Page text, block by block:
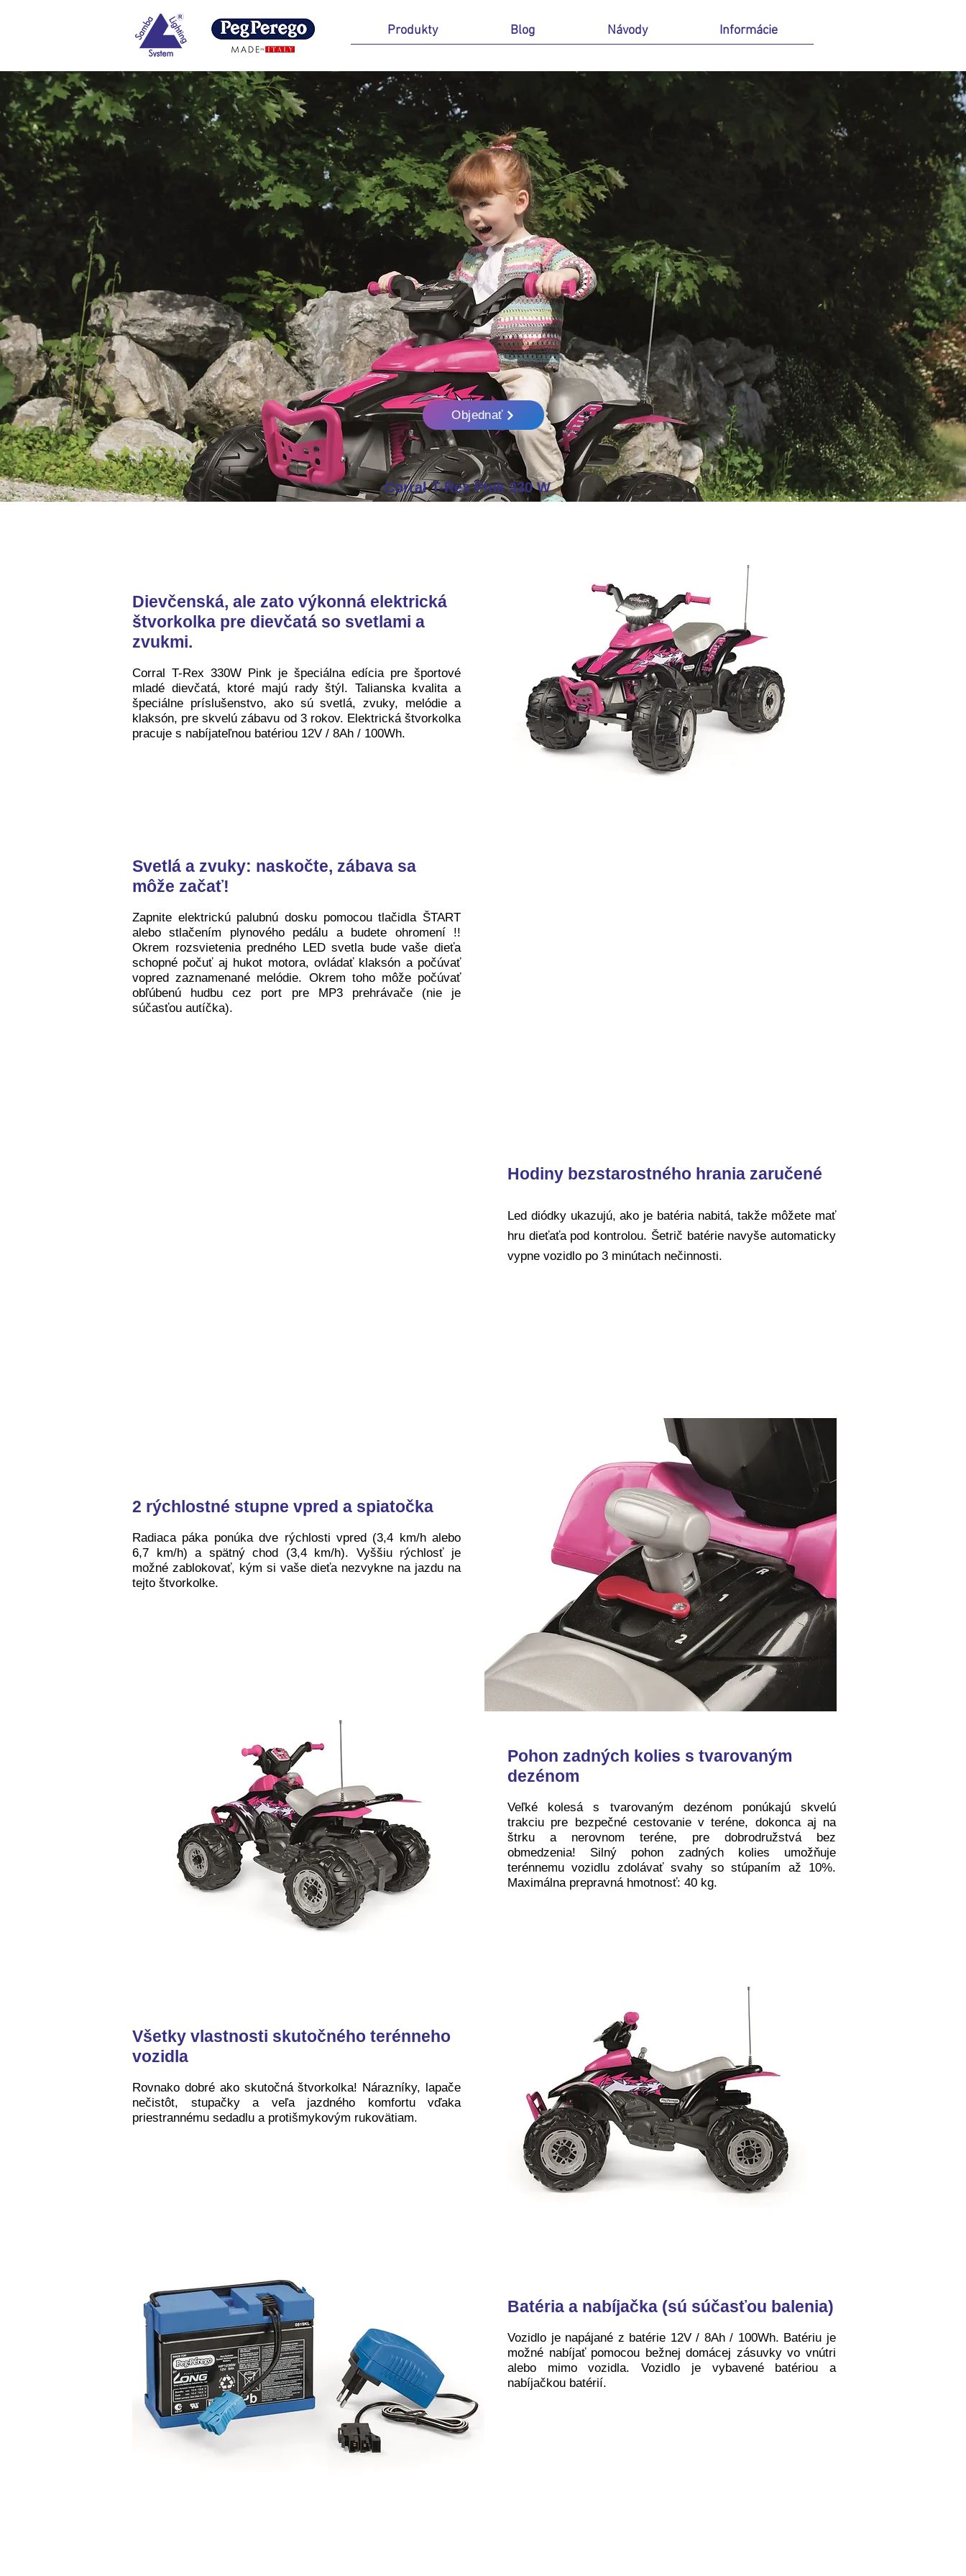
Produkty Blog Návody Informácie
Objednať
Corral T-Rex Pink 330 W
Dievčenská, ale zato výkonná elektrická
štvorkolka pre dievčatá so svetlami a
zvukmi.
Corral T-Rex 330W Pink je špeciálna edícia pre športové
mladé dievčatá, ktoré majú rady štýl. Talianska kvalita a
špeciálne príslušenstvo, ako sú svetlá, zvuky, melódie a
klaksón, pre skvelú zábavu od 3 rokov. Elektrická štvorkolka
pracuje s nabíjateľnou batériou 12V / 8Ah / 100Wh.
Svetlá a zvuky: naskočte, zábava sa
môže začať!
Zapnite elektrickú palubnú dosku pomocou tlačidla ŠTART
alebo stlačením plynového pedálu a budete ohromení !!
Okrem rozsvietenia predného LED svetla bude vaše dieťa
schopné počuť aj hukot motora, ovládať klaksón a počúvať
vopred zaznamenané melódie. Okrem toho môže počúvať
obľúbenú hudbu cez port pre MP3 prehrávače (nie je
súčasťou autíčka).
Hodiny bezstarostného hrania zaručené
Led diódky ukazujú, ako je batéria nabitá, takže môžete mať
hru dieťaťa pod kontrolou. Šetrič batérie navyše automaticky
vypne vozidlo po 3 minútach nečinnosti.
2 rýchlostné stupne vpred a spiatočka
Radiaca páka ponúka dve rýchlosti vpred (3,4 km/h alebo
6,7 km/h) a spätný chod (3,4 km/h). Vyššiu rýchlosť je
možné zablokovať, kým si vaše dieťa nezvykne na jazdu na
tejto štvorkolke.
Pohon zadných kolies s tvarovaným
dezénom
Veľké kolesá s tvarovaným dezénom ponúkajú skvelú
trakciu pre bezpečné cestovanie v teréne, dokonca aj na
štrku a nerovnom teréne, pre dobrodružstvá bez
obmedzenia! Silný pohon zadných kolies umožňuje
terénnemu vozidlu zdolávať svahy so stúpaním až 10%.
Maximálna prepravná hmotnosť: 40 kg.
Všetky vlastnosti skutočného terénneho
vozidla
Rovnako dobré ako skutočná štvorkolka! Nárazníky, lapače
nečistôt, stupačky a veľa jazdného komfortu vďaka
priestrannému sedadlu a protišmykovým rukovätiam.
Batéria a nabíjačka (sú súčasťou balenia)
Vozidlo je napájané z batérie 12V / 8Ah / 100Wh. Batériu je
možné nabíjať pomocou bežnej domácej zásuvky vo vnútri
alebo mimo vozidla. Vozidlo je vybavené batériou a
nabíjačkou batérií.